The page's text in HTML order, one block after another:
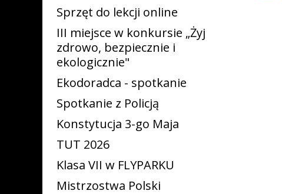
Sprzęt do lekcji online
III miejsce w konkursie „Żyj
zdrowo, bezpiecznie i
ekologicznie"
Ekodoradca - spotkanie
Spotkanie z Policją
Konstytucja 3-go Maja
TUT 2026
Klasa VII w FLYPARKU
Mistrzostwa Polski